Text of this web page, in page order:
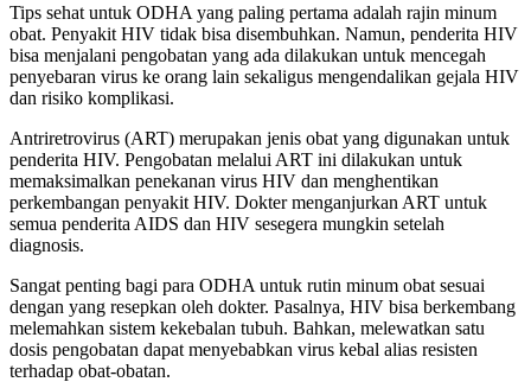
Tips sehat untuk ODHA yang paling pertama adalah rajin minum
obat. Penyakit HIV tidak bisa disembuhkan. Namun, penderita HIV
bisa menjalani pengobatan yang ada dilakukan untuk mencegah
penyebaran virus ke orang lain sekaligus mengendalikan gejala HIV
dan risiko komplikasi.
Antriretrovirus (ART) merupakan jenis obat yang digunakan untuk
penderita HIV. Pengobatan melalui ART ini dilakukan untuk
memaksimalkan penekanan virus HIV dan menghentikan
perkembangan penyakit HIV. Dokter menganjurkan ART untuk
semua penderita AIDS dan HIV sesegera mungkin setelah
diagnosis.
Sangat penting bagi para ODHA untuk rutin minum obat sesuai
dengan yang resepkan oleh dokter. Pasalnya, HIV bisa berkembang
melemahkan sistem kekebalan tubuh. Bahkan, melewatkan satu
dosis pengobatan dapat menyebabkan virus kebal alias resisten
terhadap obat-obatan.